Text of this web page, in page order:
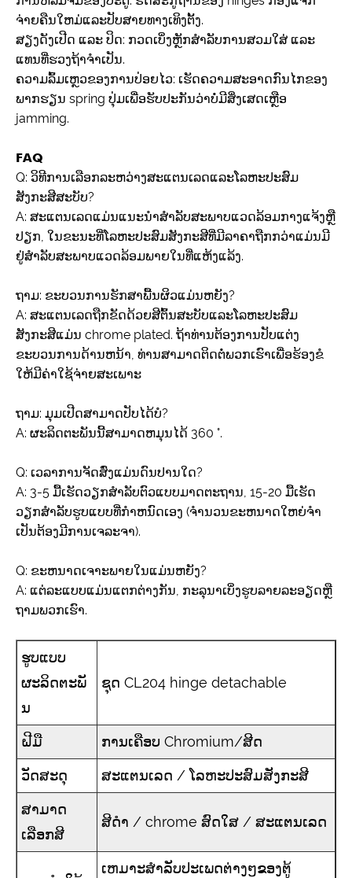
ຈ່າຍຄືນໃຫມ່ແລະປັບສາຍທາງເທິງຕັ້ງ.
ສຽງດັງເປີດ ແລະ ປິດ: ກວດເບິ່ງຫຼັກສຳລັບການສວມໃສ່ ແລະ
ແທນທີ່ຮວງຖ້າຈຳເປັນ.
ຄວາມລົ້ມເຫຼວຂອງການປ່ອຍໄວ: ເຮັດຄວາມສະອາດກົນໄກຂອງ
ພາກຮຽນ spring ປຸ່ມເພື່ອຮັບປະກັນວ່າບໍ່ມີສິ່ງເສດເຫຼືອ
jamming.
FAQ
Q: ວິທີການເລືອກລະຫວ່າງສະແຕນເລດແລະໂລຫະປະສົມ
ສັງກະສີສະບັບ?
A: ສະແຕນເລດແມ່ນແນະນໍາສໍາລັບສະພາບແວດລ້ອມກາງແຈ້ງຫຼື
ປຽກ, ໃນຂະນະທີ່ໂລຫະປະສົມສັງກະສີທີ່ມີລາຄາຖືກກວ່າແມ່ນມີ
ຢູ່ສໍາລັບສະພາບແວດລ້ອມພາຍໃນທີ່ແຫ້ງແລ້ງ.
ຖາມ: ຂະບວນການຮັກສາພື້ນຜິວແມ່ນຫຍັງ?
A: ສະແຕນເລດຖືກຂັດດ້ວຍສີຕົ້ນສະບັບແລະໂລຫະປະສົມ
ສັງກະສີແມ່ນ chrome plated. ຖ້າທ່ານຕ້ອງການປັບແຕ່ງ
ຂະບວນການດ້ານຫນ້າ, ທ່ານສາມາດຕິດຕໍ່ພວກເຮົາເພື່ອຮ້ອງຂໍ
ໃຫ້ມີຄ່າໃຊ້ຈ່າຍສະເພາະ
ຖາມ: ມຸມເປີດສາມາດປັບໄດ້ບໍ?
A: ຜະລິດຕະພັນນີ້ສາມາດຫມຸນໄດ້ 360 °.
Q: ເວລາການຈັດສົ່ງແມ່ນດົນປານໃດ?
A: 3-5 ມື້ເຮັດວຽກສໍາລັບຕົວແບບມາດຕະຖານ, 15-20 ມື້ເຮັດ
ວຽກສໍາລັບຮູບແບບທີ່ກໍາຫນົດເອງ (ຈໍານວນຂະຫນາດໃຫຍ່ຈໍາ
ເປັນຕ້ອງມີການເຈລະຈາ).
Q: ຂະຫນາດເຈາະພາຍໃນແມ່ນຫຍັງ?
A: ແຕ່ລະແບບແມ່ນແຕກຕ່າງກັນ, ກະລຸນາເບິ່ງຮູບລາຍລະອຽດຫຼື
ຖາມພວກເຮົາ.
ຮູບແບບ
ຜະລິດຕະພັ
ນ
ຊຸດ CL204 hinge detachable
ຝີມື ການເຄືອບ Chromium/ສີດ
ວັດສະດຸ ສະແຕນເລດ / ໂລຫະປະສົມສັງກະສີ
ສາມາດ
ເລືອກສີ
ສີດໍາ / chrome ສົດໃສ / ສະແຕນເລດ
ເຫມາະສໍາລັບປະເພດຕ່າງໆຂອງຕູ້